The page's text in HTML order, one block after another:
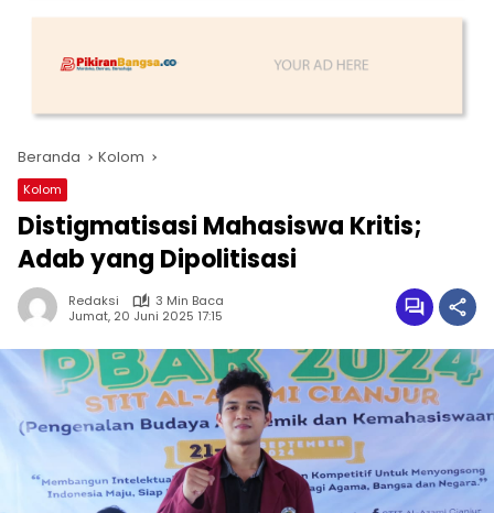
Beranda Kolom
Kolom
Distigmatisasi Mahasiswa Kritis;
Adab yang Dipolitisasi
Redaksi
3 Min Baca
Jumat, 20 Juni 2025 17:15